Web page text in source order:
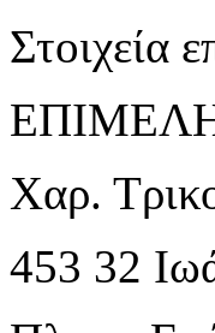
Στοιχεία
Χαρ.
453 32